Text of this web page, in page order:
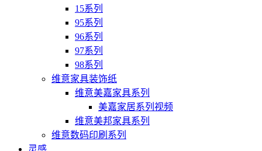
15系列
95系列
96系列
97系列
98系列
维意家具装饰纸
维意美嘉家具系列
美嘉家居系列视频
维意美邦家具系列
维意数码印刷系列
灵感